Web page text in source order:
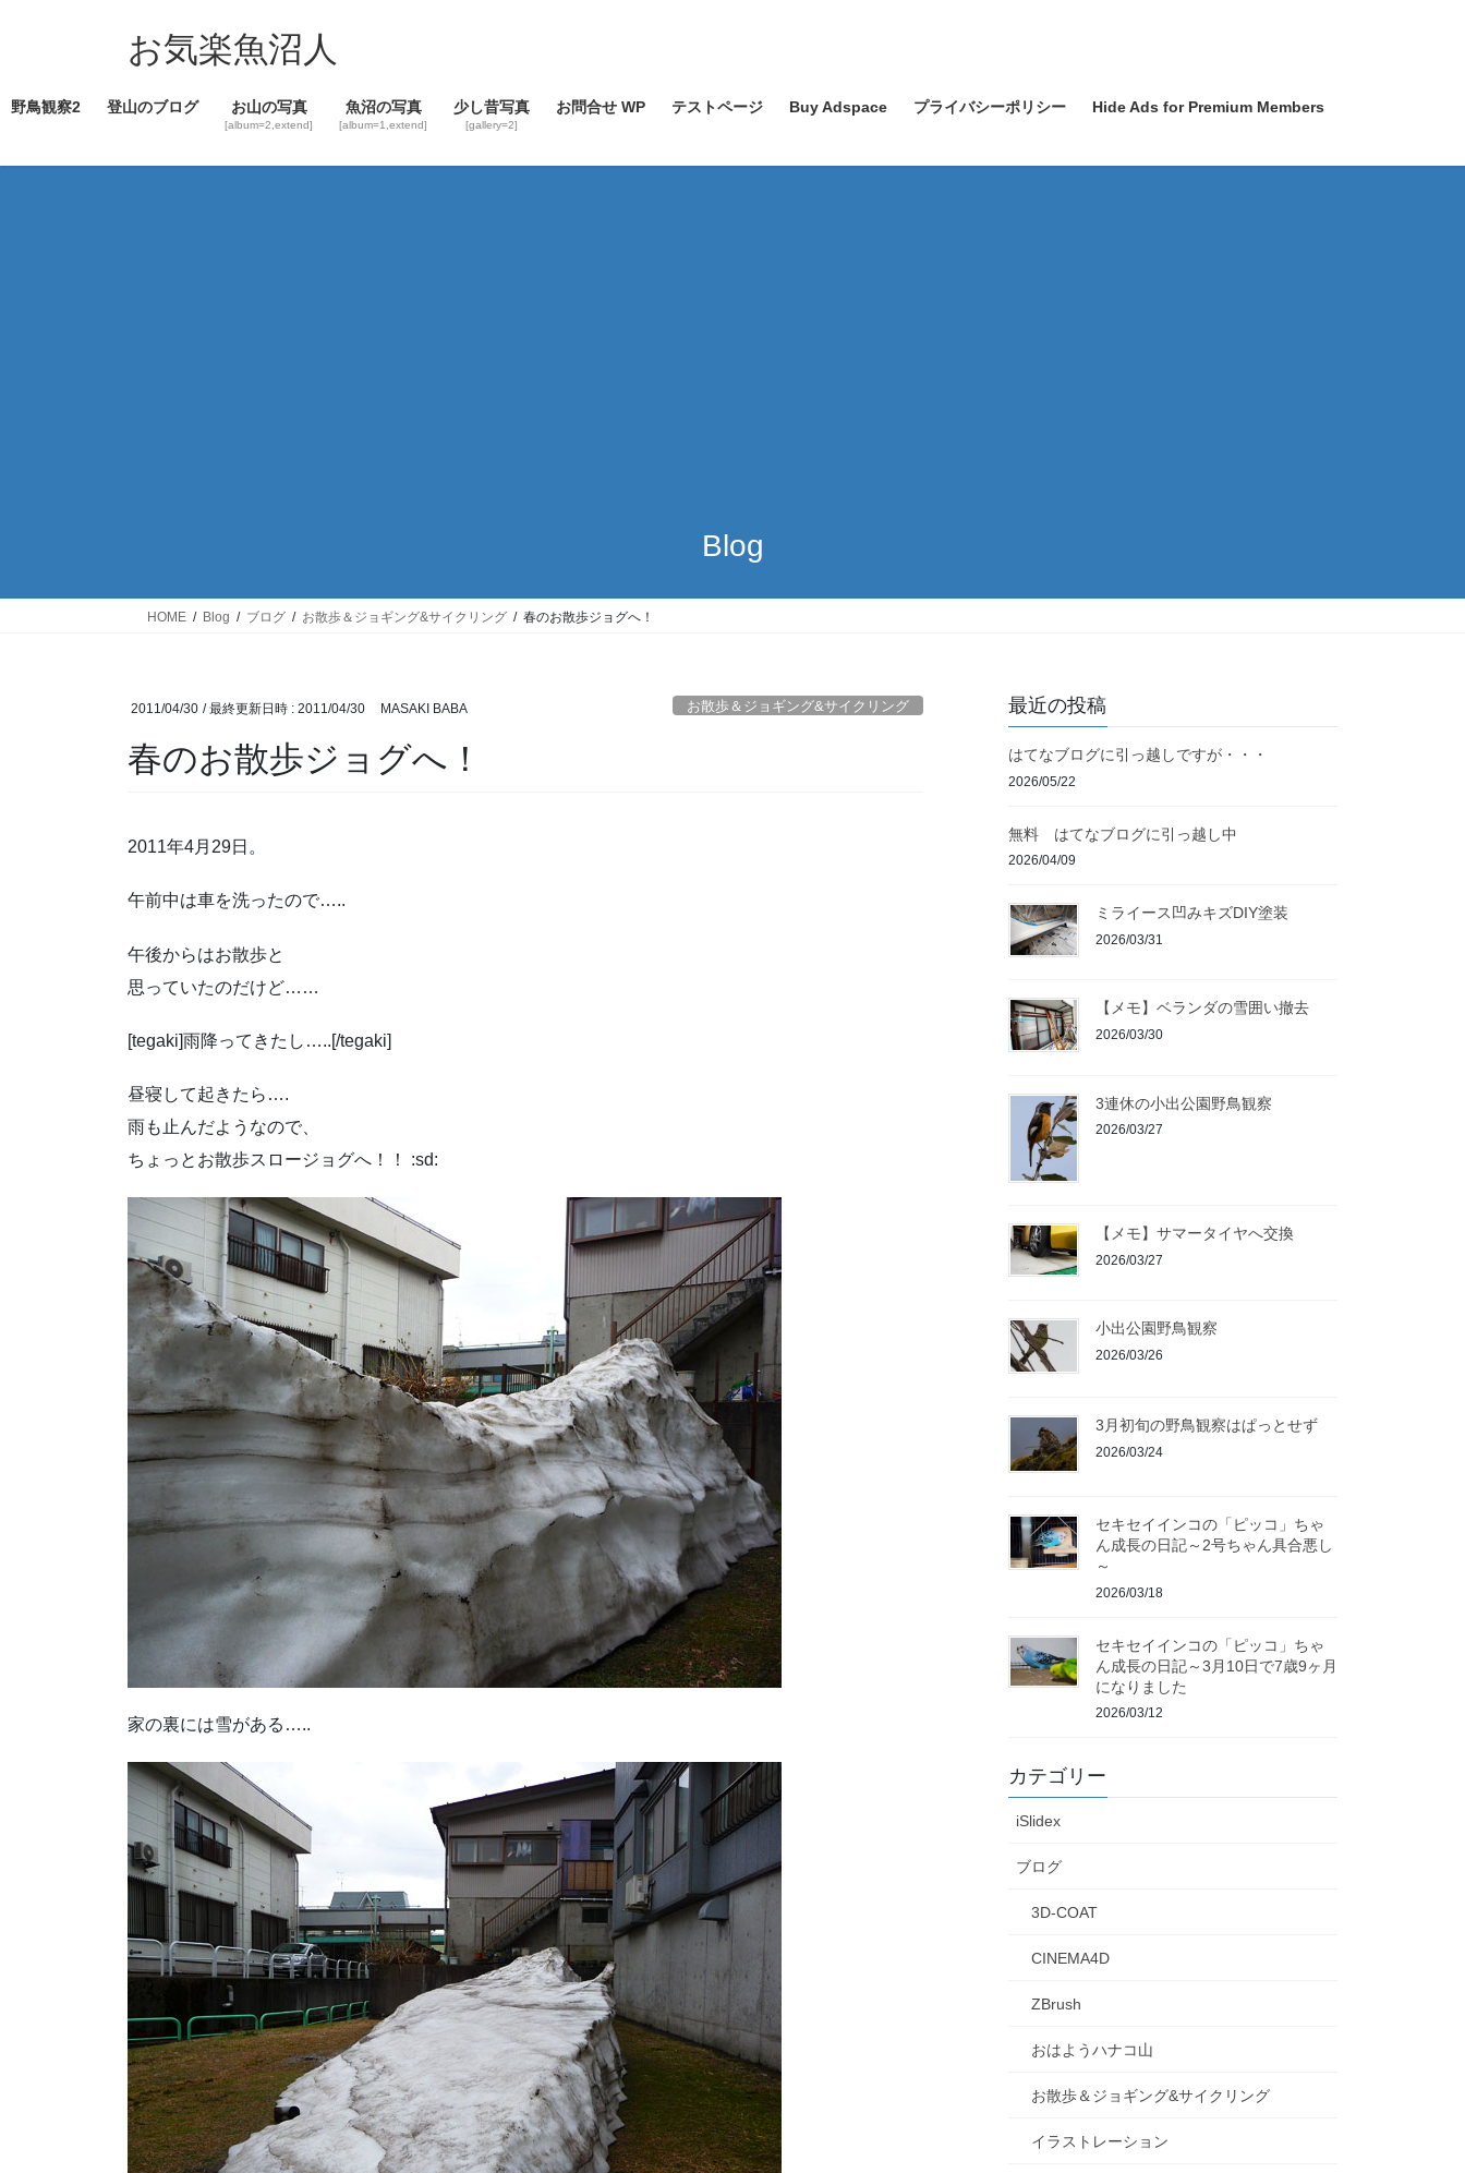
ツ
ス
シ
ン
お気楽魚沼人
野鳥観察2 登山のブログ お山の写真
[album=2,extend]
魚沼の写真
[album=1,extend]
少し昔写真
[gallery=2]
お問合せ WP テストページ Buy Adspace プライバシーポリシー Hide Ads for Premium Members
Blog
HOME Blog ブログ お散歩＆ジョギング&サイクリング 春のお散歩ジョグへ！
2011/04/30 / 最終更新日時 : 2011/04/30 MASAKI BABA お散歩＆ジョギング&サイクリング
春のお散歩ジョグへ！
2011年4月29日。
午前中は車を洗ったので…..
午後からはお散歩と
思っていたのだけど……
[tegaki]雨降ってきたし…..[/tegaki]
昼寝して起きたら….
雨も止んだようなので、
ちょっとお散歩スロージョグへ！！ :sd:
家の裏には雪がある…..
最近の投稿
はてなブログに引っ越しですが・・・
2026/05/22
無料 はてなブログに引っ越し中
2026/04/09
ミライース凹みキズDIY塗装
2026/03/31
【メモ】ベランダの雪囲い撤去
2026/03/30
3連休の小出公園野鳥観察
2026/03/27
【メモ】サマータイヤへ交換
2026/03/27
小出公園野鳥観察
2026/03/26
3月初旬の野鳥観察はぱっとせず
2026/03/24
セキセイインコの「ピッコ」ちゃ
ん成長の日記～2号ちゃん具合悪し
～
2026/03/18
セキセイインコの「ピッコ」ちゃ
ん成長の日記～3月10日で7歳9ヶ月
になりました
2026/03/12
カテゴリー
iSlidex
ブログ
3D-COAT
CINEMA4D
ZBrush
おはようハナコ山
お散歩＆ジョギング&サイクリング
イラストレーション